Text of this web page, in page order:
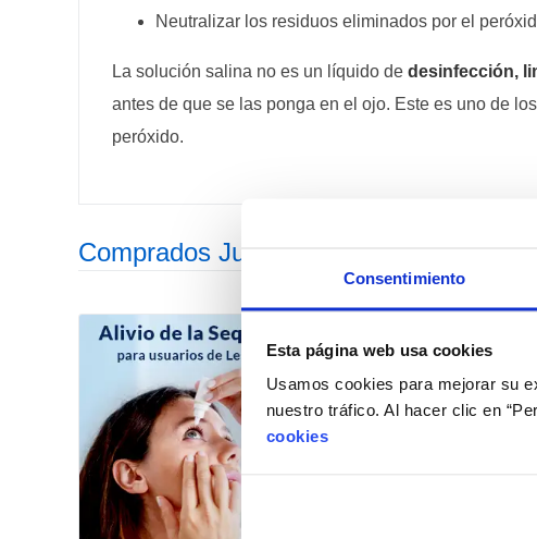
Consentimiento
Esta página web usa cookies
Usamos cookies para mejorar su
nuestro tráfico. Al hacer clic en
cookies
Neutralizar los residuos eliminados por el
La solución salina no es un líquido de desinfección,
antes de que se las ponga en el ojo. Este es uno de
peróxido.
Comprados Juntos Habitualmente